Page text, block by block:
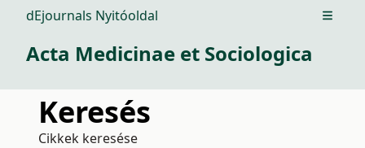
dEjournals Nyitóoldal Open
Acta Medicinae et Sociologica
Keresés
Cikkek keresése